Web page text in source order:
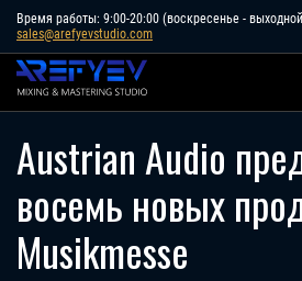
Skip
content
Время работы: 9:00-20:00 (воскресенье -
sales@arefyevstudio.com
Austrian Audio
восемь новых
Musikmesse